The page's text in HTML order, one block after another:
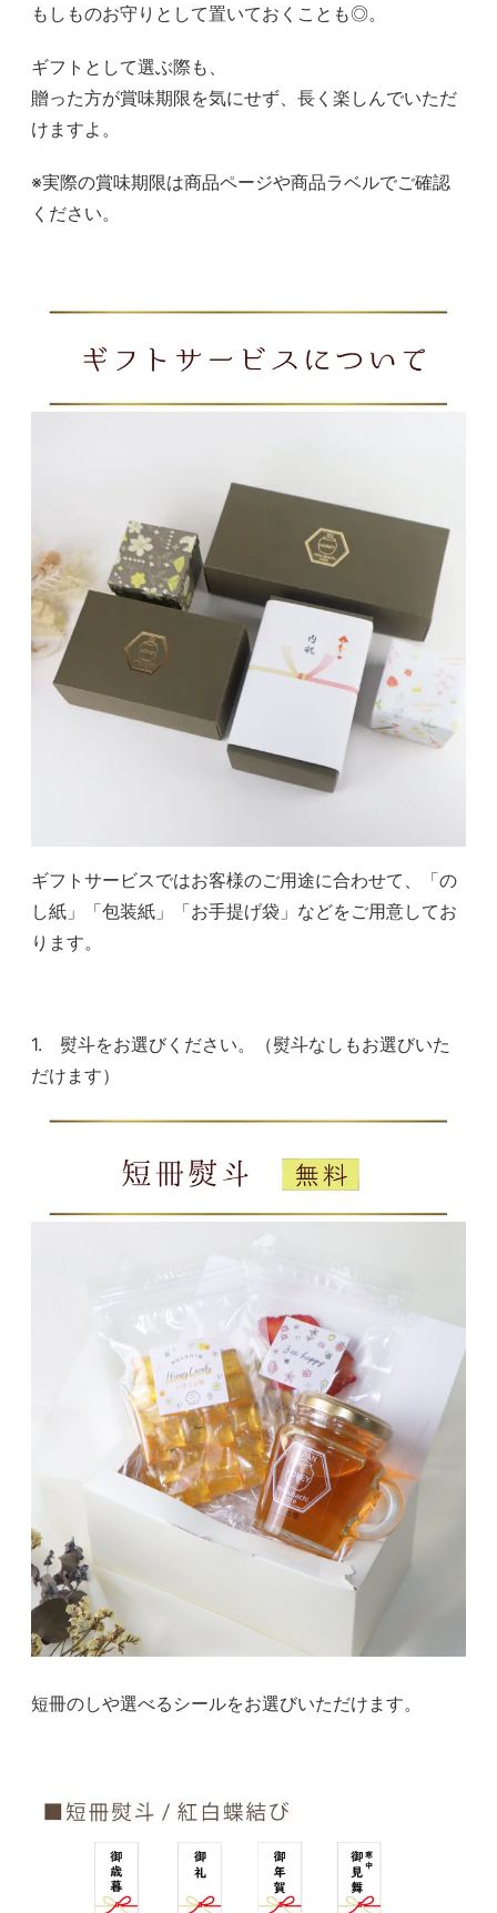
もしものお守りとして置いておくことも◎。
ギフトとして選ぶ際も、
贈った方が賞味期限を気にせず、長く楽しんでいただ
けますよ。
※実際の賞味期限は商品ページや商品ラベルでご確認
ください。
ギフトサービスではお客様のご用途に合わせて、「の
し紙」「包装紙」「お手提げ袋」などをご用意してお
ります。
1. 熨斗をお選びください。（熨斗なしもお選びいた
だけます）
短冊のしや選べるシールをお選びいただけます。